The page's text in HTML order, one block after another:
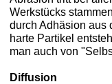
Werkstücks
durch Adhäsion aus
harte Partikel
man auch von
Diffusion